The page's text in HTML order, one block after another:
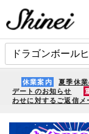
休業案内 夏季休
デートのお知らせ
わせに対するご返信メ